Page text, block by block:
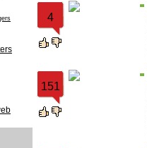
4
151